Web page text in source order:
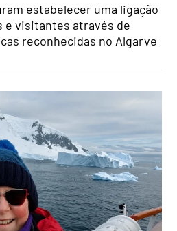
estabelecer uma ligação
e visitantes através de
reconhecidas no Algarve